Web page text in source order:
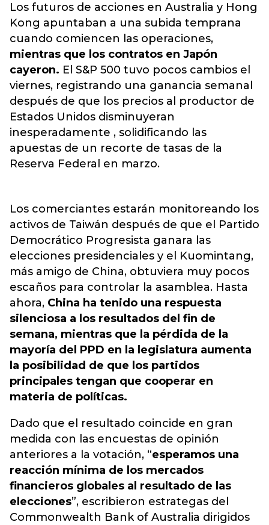
Los futuros de acciones en Australia y Hong
Kong apuntaban a una subida temprana
cuando comiencen las operaciones,
mientras que los contratos en Japón
cayeron. El S&P 500 tuvo pocos cambios el
viernes, registrando una ganancia semanal
después de que los precios al productor de
Estados Unidos disminuyeran
inesperadamente , solidificando las
apuestas de un recorte de tasas de la
Reserva Federal en marzo.
Los comerciantes estarán monitoreando los
activos de Taiwán después de que el Partido
Democrático Progresista ganara las
elecciones presidenciales y el Kuomintang,
más amigo de China, obtuviera muy pocos
escaños para controlar la asamblea. Hasta
ahora, China ha tenido una respuesta
silenciosa a los resultados del fin de
semana, mientras que la pérdida de la
mayoría del PPD en la legislatura aumenta
la posibilidad de que los partidos
principales tengan que cooperar en
materia de políticas.
Dado que el resultado coincide en gran
medida con las encuestas de opinión
anteriores a la votación, “esperamos una
reacción mínima de los mercados
financieros globales al resultado de las
elecciones”, escribieron estrategas del
Commonwealth Bank of Australia dirigidos